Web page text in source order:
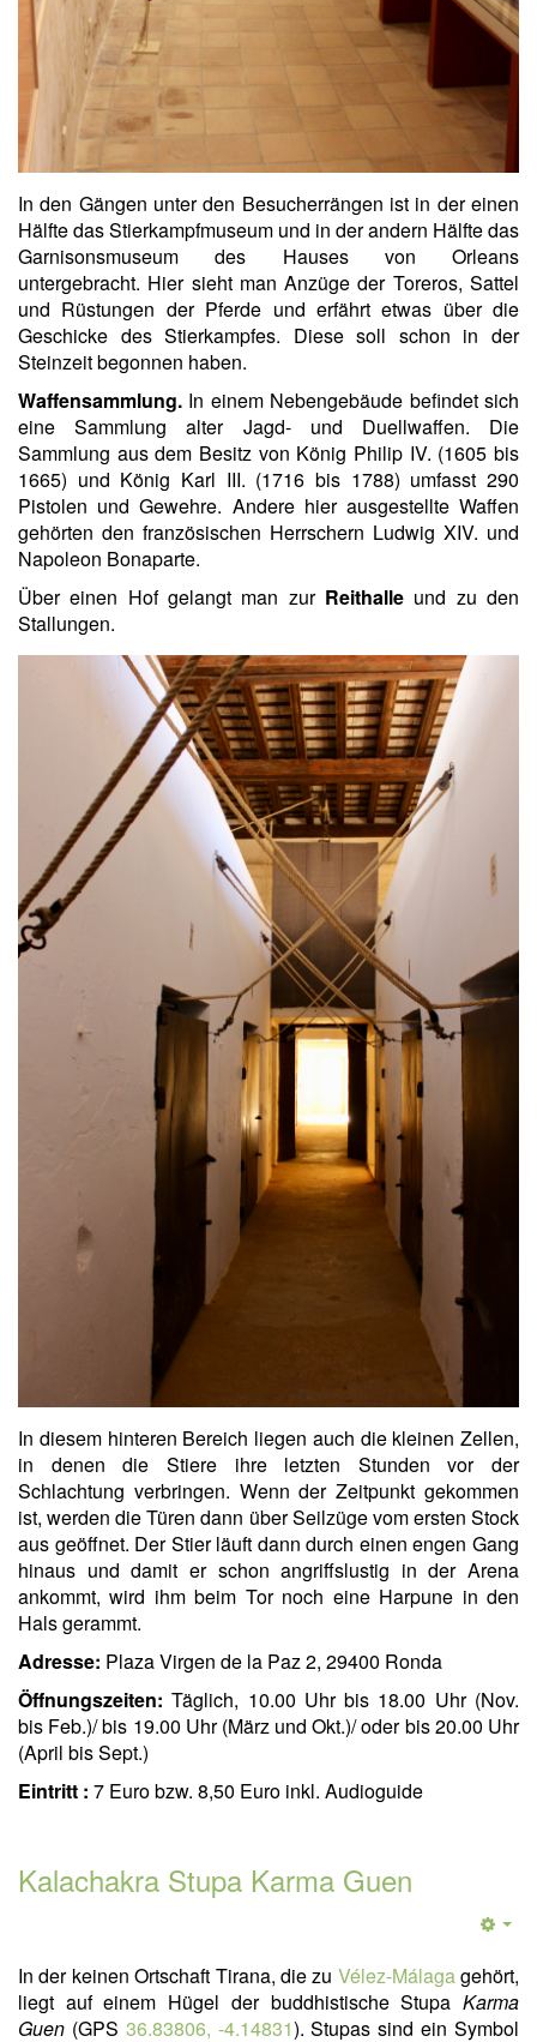
In den Gängen unter den Besucherrängen ist in der einen
Hälfte das Stierkampfmuseum und in der andern Hälfte das
Garnisonsmuseum des Hauses von Orleans
untergebracht. Hier sieht man Anzüge der Toreros, Sattel
und Rüstungen der Pferde und erfährt etwas über die
Geschicke des Stierkampfes. Diese soll schon in der
Steinzeit begonnen haben.
Waffensammlung. In einem Nebengebäude befindet sich
eine Sammlung alter Jagd- und Duellwaffen. Die
Sammlung aus dem Besitz von König Philip IV. (1605 bis
1665) und König Karl III. (1716 bis 1788) umfasst 290
Pistolen und Gewehre. Andere hier ausgestellte Waffen
gehörten den französischen Herrschern Ludwig XIV. und
Napoleon Bonaparte.
Über einen Hof gelangt man zur Reithalle und zu den
Stallungen.
In diesem hinteren Bereich liegen auch die kleinen Zellen,
in denen die Stiere ihre letzten Stunden vor der
Schlachtung verbringen. Wenn der Zeitpunkt gekommen
ist, werden die Türen dann über Seilzüge vom ersten Stock
aus geöffnet. Der Stier läuft dann durch einen engen Gang
hinaus und damit er schon angriffslustig in der Arena
ankommt, wird ihm beim Tor noch eine Harpune in den
Hals gerammt.
Adresse: Plaza Virgen de la Paz 2, 29400 Ronda
Öffnungszeiten: Täglich, 10.00 Uhr bis 18.00 Uhr (Nov.
bis Feb.)/ bis 19.00 Uhr (März und Okt.)/ oder bis 20.00 Uhr
(April bis Sept.)
Eintritt : 7 Euro bzw. 8,50 Euro inkl. Audioguide
Kalachakra Stupa Karma Guen
In der keinen Ortschaft Tirana, die zu Vélez-Málagagehört,
liegt auf einem Hügel der buddhistische Stupa Karma
Guen (GPS 36.83806, -4.14831). Stupas sind ein Symbol